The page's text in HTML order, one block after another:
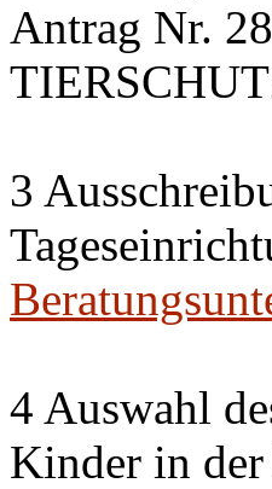
Antrag Nr.
3
4 Auswahl
Kinder in der